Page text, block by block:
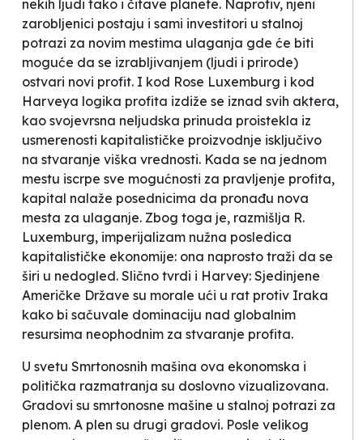
nekih ljudi tako i čitave planete. Naprotiv, njeni
zarobljenici postaju i sami investitori u stalnoj
potrazi za novim mestima ulaganja gde će biti
moguće da se izrabljivanjem (ljudi i prirode)
ostvari novi profit. I kod Rose Luxemburg i kod
Harveya logika profita izdiže se iznad svih aktera,
kao svojevrsna neljudska prinuda proistekla iz
usmerenosti kapitalističke proizvodnje isključivo
na stvaranje viška vrednosti. Kada se na jednom
mestu iscrpe sve mogućnosti za pravljenje profita,
kapital nalaže posednicima da pronađu nova
mesta za ulaganje. Zbog toga je, razmišlja R.
Luxemburg, imperijalizam nužna posledica
kapitalističke ekonomije: ona naprosto traži da se
širi u nedogled. Slično tvrdi i Harvey: Sjedinjene
Američke Države su morale ući u rat protiv Iraka
kako bi sačuvale dominaciju nad globalnim
resursima neophodnim za stvaranje profita.
U svetu Smrtonosnih mašina ova ekonomska i
politička razmatranja su doslovno vizualizovana.
Gradovi su smrtonosne mašine u stalnoj potrazi za
plenom. A plen su drugi gradovi. Posle velikog